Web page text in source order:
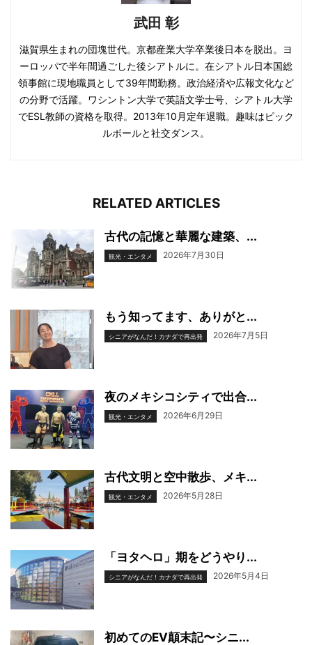
武田 彰
滋賀県生まれの団塊世代。京都産業大学卒業後日本を脱出。ヨ
ーロッパで半年間過ごした後シアトルに。在シアトル日本国総
領事館に現地職員として39年間勤務。政治経済や広報文化など
の分野で活躍。ワシントン大学で英語文学士号、シアトル大学
でESL教師の資格を取得。2013年10月定年退職。趣味はピック
ルボールと社交ダンス。
RELATED ARTICLES
古代の記憶と華麗な建築、...
観光・エンタメ 2026年7月30日
もう知ってます、ありがと...
シニアがなんだ！カナダで再出発 2026年7月5日
夜のメキシコシティで出合...
観光・エンタメ 2026年6月29日
古代文明と空中散歩、メキ...
観光・エンタメ 2026年5月28日
「ヨタヘロ」期をどうやり...
シニアがなんだ！カナダで再出発 2026年5月4日
初めてのEV顛末記〜シニ...